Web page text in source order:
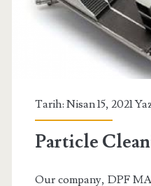
Tarih: Nisan 15, 2021
Particle
Our company, DPF